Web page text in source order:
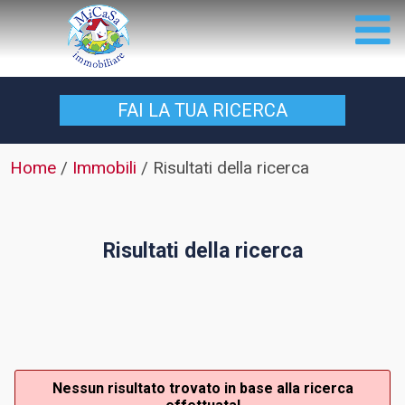
FAI LA TUA RICERCA
Home / Immobili / Risultati della ricerca
Risultati della ricerca
Nessun risultato trovato in base alla ricerca